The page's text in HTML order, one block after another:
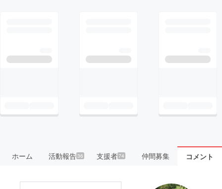
ホーム 活動報告36 支援者74 仲間募集 コメント